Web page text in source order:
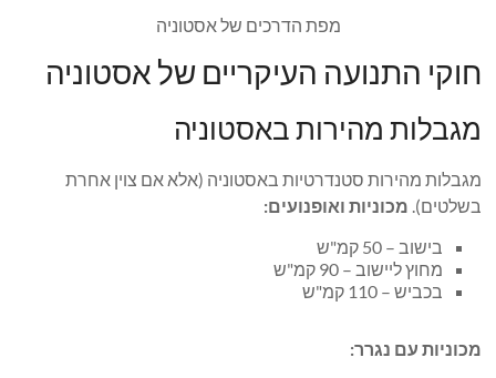
מפת הדרכים של אסטוניה
חוקי התנועה העיקריים של אסטוניה
מגבלות מהירות באסטוניה
מגבלות מהירות סטנדרטיות באסטוניה (אלא אם צוין אחרת
בשלטים). מכוניות ואופנועים:
בישוב – 50 קמ"ש
מחוץ ליישוב – 90 קמ"ש
בכביש – 110 קמ"ש
מכוניות עם נגרר: